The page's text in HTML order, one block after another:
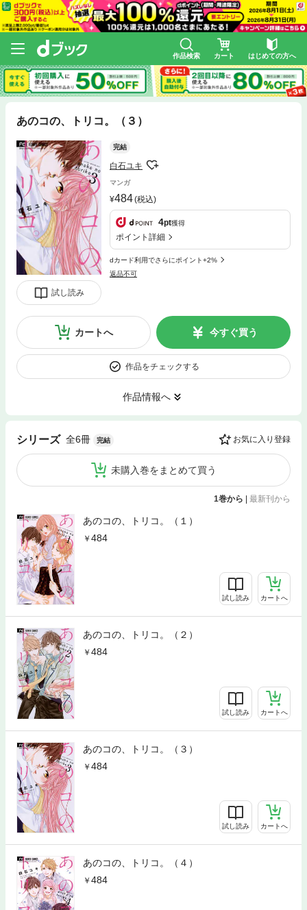
作品検索 カート はじめての方へ
あのコの、トリコ。（３）
試し読み
完結
白石ユキ
マンガ
484(税込)
4pt獲得
ポイント詳細
dカード利用でさらにポイント+2%
返品不可
カートへ 今すぐ買う
作品をチェックする
作品情報へ
シリーズ 全6冊 完結 お気に入り登録
未購入巻をまとめて買う
1巻から 最新刊から
あのコの、トリコ。（１）
484
試し読み カートへ
あのコの、トリコ。（２）
484
試し読み カートへ
あのコの、トリコ。（３）
484
試し読み カートへ
あのコの、トリコ。（４）
484